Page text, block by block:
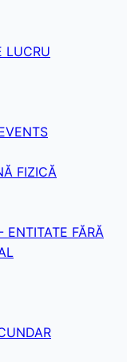
LUCRU
FIZICĂ
ENTITATE FĂRĂ